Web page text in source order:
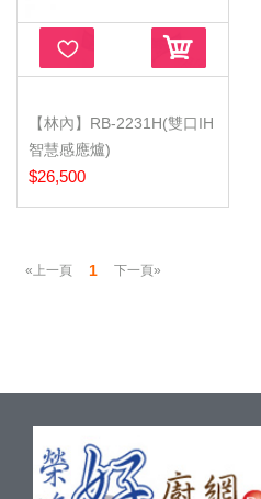
【林內】RB-2231H(雙口IH
智慧感應爐)
$26,500
«上一頁 1 下一頁»